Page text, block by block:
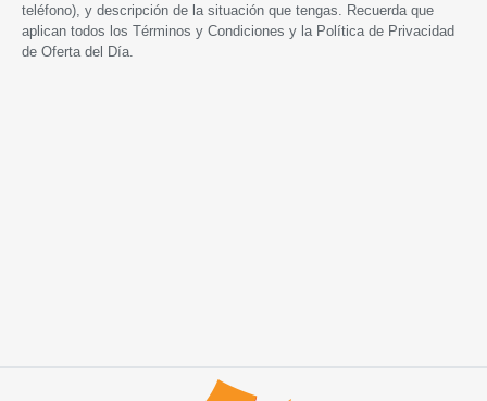
teléfono), y descripción de la situación que tengas. Recuerda que
aplican todos los Términos y Condiciones y la Política de Privacidad
de Oferta del Día.